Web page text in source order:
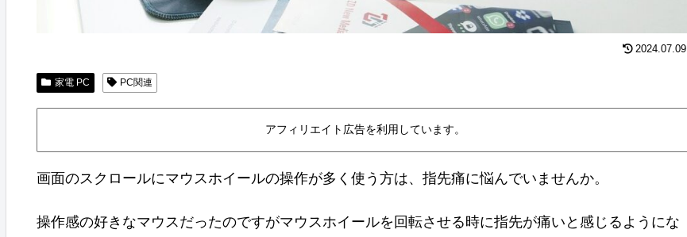
2024.07.09
家電 PC PC関連
アフィリエイト広告を利用しています。
画面のスクロールにマウスホイールの操作が多く使う方は、指先痛に悩んでいませんか。
操作感の好きなマウスだったのですがマウスホイールを回転させる時に指先が痛いと感じるようにな